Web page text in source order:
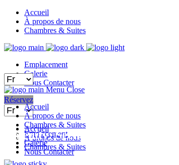
Accueil
À propos de nous
Chambres & Suites
Emplacement
Galerie
Nous Contacter
Réservez
Choisir
une
langueAccueil
À propos de nous
Chambres & Suites
Choisir
une
langue
Menu Close
Accueil
À propos de nous
Chambres & Suites
Emplacement
Galerie
Nous Contacter
Amenity: Sèche-cheveux